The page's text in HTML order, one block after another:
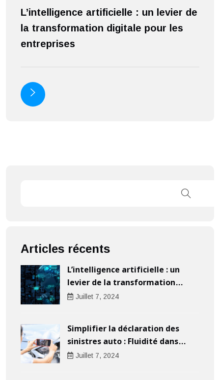
L’intelligence artificielle : un levier de
la transformation digitale pour les
entreprises
Articles récents
L’intelligence artificielle : un
levier de la transformation
digitale pour les entreprises
Juillet 7, 2024
Simplifier la déclaration des
sinistres auto : Fluidité dans
l’indemnisation
Juillet 7, 2024